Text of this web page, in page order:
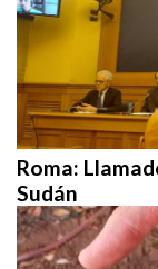
Roma:
Sudán